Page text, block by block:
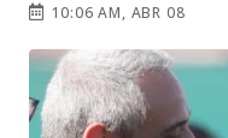
10:06 AM, ABR 08